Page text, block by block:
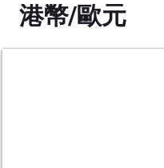
港幣/歐元